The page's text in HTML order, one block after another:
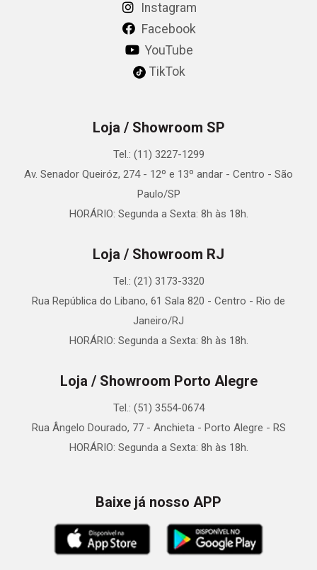
Instagram
Facebook
YouTube
TikTok
Loja / Showroom SP
Tel.: (11) 3227-1299
Av. Senador Queiróz, 274 - 12º e 13º andar - Centro - São
Paulo/SP
HORÁRIO: Segunda a Sexta: 8h às 18h.
Loja / Showroom RJ
Tel.: (21) 3173-3320
Rua República do Libano, 61 Sala 820 - Centro - Rio de
Janeiro/RJ
HORÁRIO: Segunda a Sexta: 8h às 18h.
Loja / Showroom Porto Alegre
Tel.: (51) 3554-0674
Rua Ângelo Dourado, 77 - Anchieta - Porto Alegre - RS
HORÁRIO: Segunda a Sexta: 8h às 18h.
Baixe já nosso APP